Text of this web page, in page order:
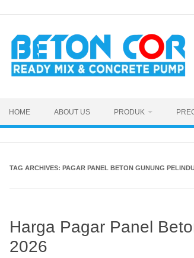
content
HOME ABOUT US PRODUK
TAG ARCHIVES: PAGAR PANEL BETON GUNUNG
Harga Pagar Panel
2026